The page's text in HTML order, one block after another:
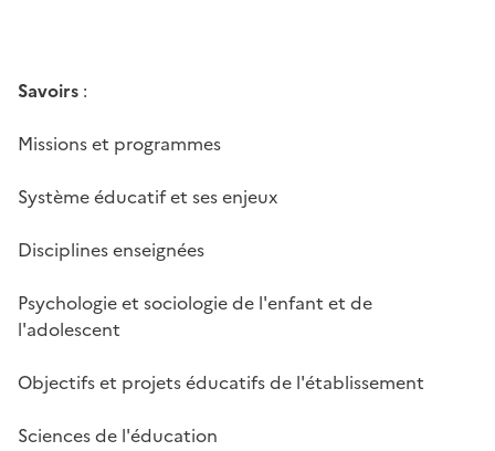
Savoirs :
Missions et programmes
Système éducatif et ses enjeux
Disciplines enseignées
Psychologie et sociologie de l'enfant et de
l'adolescent
Objectifs et projets éducatifs de l'établissement
Sciences de l'éducation